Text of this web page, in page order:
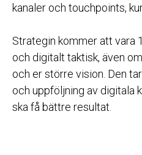
kanaler och touchpoints,
Strategin kommer att vara
och digitalt taktisk, även
och er större vision. Den
och uppföljning av digitala
ska få bättre resultat.